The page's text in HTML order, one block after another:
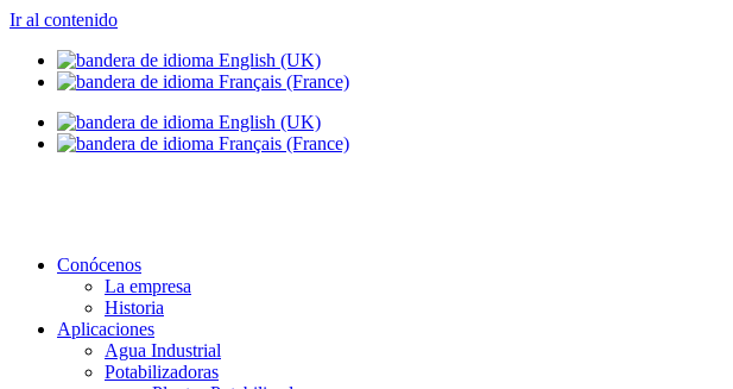
Ir al contenido
Conócenos
La empresa
Historia
Aplicaciones
Agua Industrial
Potabilizadoras